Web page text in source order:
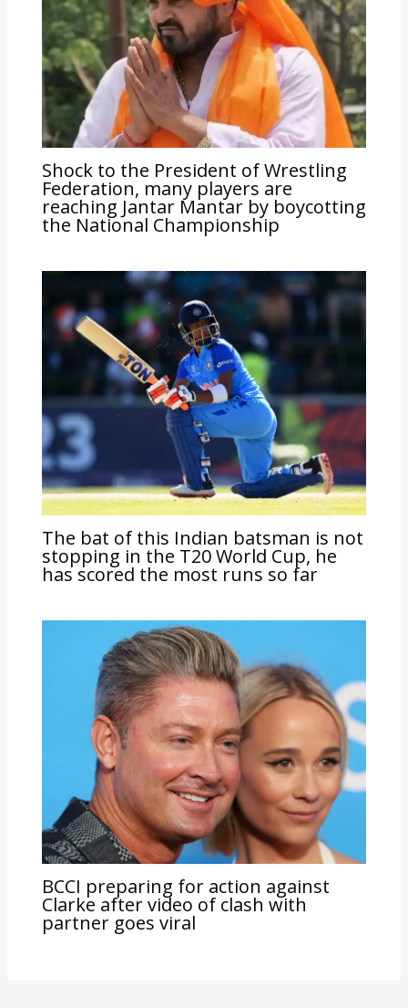
Shock to the President of Wrestling
Federation, many players are
reaching Jantar Mantar by boycotting
the National Championship
The bat of this Indian batsman is not
stopping in the T20 World Cup, he
has scored the most runs so far
BCCI preparing for action against
Clarke after video of clash with
partner goes viral